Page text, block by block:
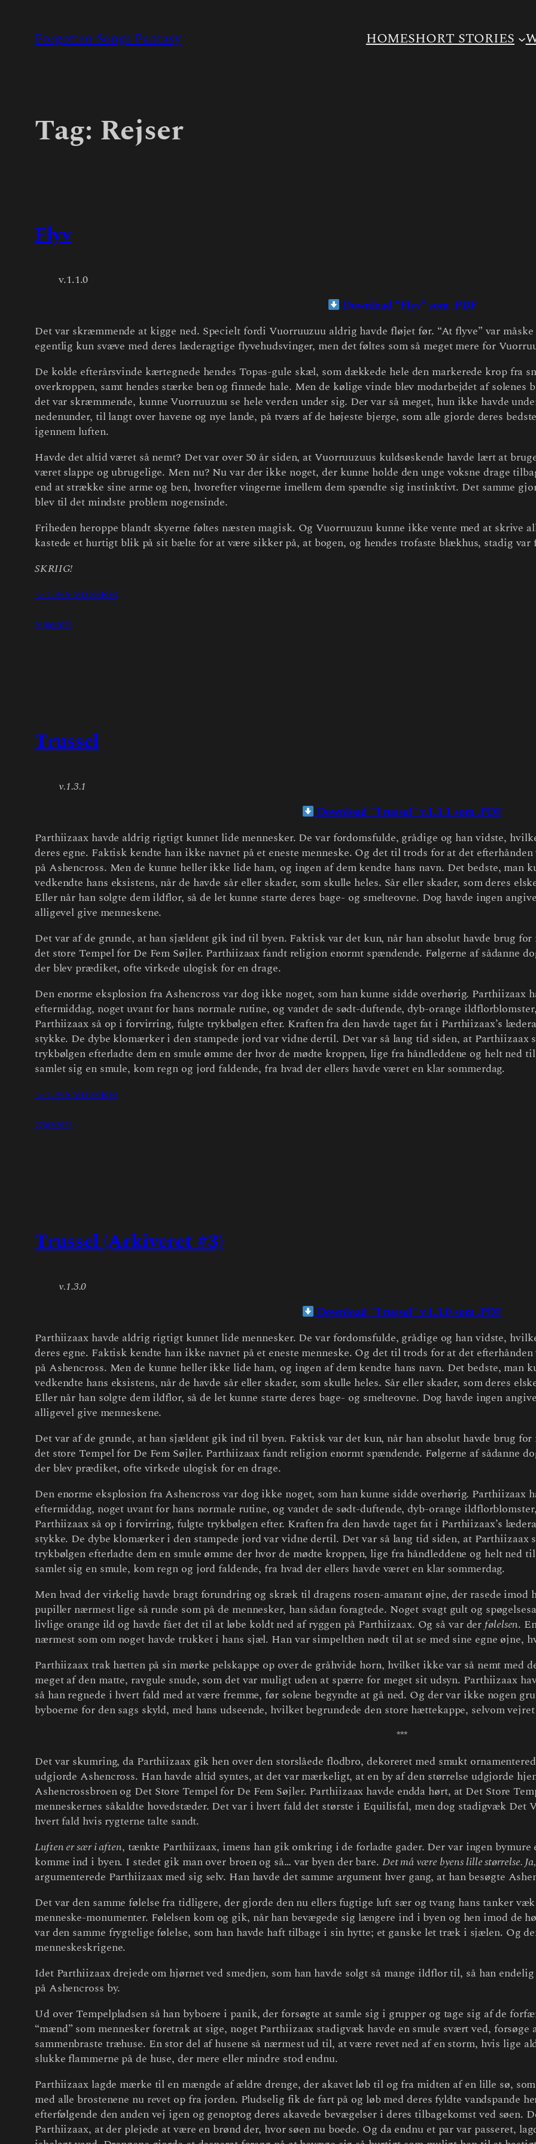
content
Forgotten Songs Fantasy HOMESHORT STORIES
Tag: Rejser
Flyv
v.1.1.0
Download “Flyv” som .PDF
Det var skræmmende at kigge ned. Specielt fordi Vuorruuzuu aldrig havde fløjet før. “At flyve” var
egentlig kun svæve med deres læderagtige flyvehudsvinger, men det føltes som så meget mere for
De kolde efterårsvinde kærtegnede hendes Topas-gule skæl, som dækkede hele den markerede krop fra
overkroppen, samt hendes stærke ben og finnede hale. Men de kølige vinde blev modarbejdet af solenes
det var skræmmende, kunne Vuorruuzuu se hele verden under sig. Der var så meget, hun ikke havde
nedenunder, til langt over havene og nye lande, på tværs af de højeste bjerge, som alle gjorde deres
igennem luften.
Havde det altid været så nemt? Det var over 50 år siden, at Vuorruuzuus kuldsøskende havde lært at
været slappe og ubrugelige. Men nu? Nu var der ikke noget, der kunne holde den unge voksne drage
end at strække sine arme og ben, hvorefter vingerne imellem dem spændte sig instinktivt. Det samme
blev til det mindste problem nogensinde.
Friheden heroppe blandt skyerne føltes næsten magisk. Og Vuorruuzuu kunne ikke vente med at skrive
kastede et hurtigt blik på sit bælte for at være sikker på, at bogen, og hendes trofaste blækhus, stadig var
SKRIIG!
-> LÆS VIDERE!
01/06/2025
Trussel
v.1.3.1
Download “Trussel” v.1.3.1 som .PDF
Parthiizaax havde aldrig rigtigt kunnet lide mennesker. De var fordomsfulde, grådige og han vidste,
deres egne. Faktisk kendte han ikke navnet på et eneste menneske. Og det til trods for at det
på Ashencross. Men de kunne heller ikke lide ham, og ingen af dem kendte hans navn. Det bedste, man
vedkendte hans eksistens, når de havde sår eller skader, som skulle heles. Sår eller skader, som deres
Eller når han solgte dem ildflor, så de let kunne starte deres bage- og smelteovne. Dog havde ingen
alligevel give menneskene.
Det var af de grunde, at han sjældent gik ind til byen. Faktisk var det kun, når han absolut havde brug
det store Tempel for De Fem Søjler. Parthiizaax fandt religion enormt spændende. Følgerne af sådanne
der blev prædiket, ofte virkede ulogisk for en drage.
Den enorme eksplosion fra Ashencross var dog ikke noget, som han kunne sidde overhørig. Parthiizaax
eftermiddag, noget uvant for hans normale rutine, og vandet de sødt-duftende, dyb-orange
Parthiizaax så op i forvirring, fulgte trykbølgen efter. Kraften fra den havde taget fat i Parthiizaax’s
stykke. De dybe klomærker i den stampede jord var vidne dertil. Det var så lang tid siden, at Parthiizaax
trykbølgen efterladte dem en smule ømme der hvor de mødte kroppen, lige fra håndleddene og helt ned
samlet sig en smule, kom regn og jord faldende, fra hvad der ellers havde været en klar sommerdag.
-> LÆS VIDERE!
27/02/2025
Trussel (Arkiveret #3)
v.1.3.0
Download “Trussel” v.1.3.0 som .PDF
Parthiizaax havde aldrig rigtigt kunnet lide mennesker. De var fordomsfulde, grådige og han vidste,
deres egne. Faktisk kendte han ikke navnet på et eneste menneske. Og det til trods for at det
på Ashencross. Men de kunne heller ikke lide ham, og ingen af dem kendte hans navn. Det bedste, man
vedkendte hans eksistens, når de havde sår eller skader, som skulle heles. Sår eller skader, som deres
Eller når han solgte dem ildflor, så de let kunne starte deres bage- og smelteovne. Dog havde ingen
alligevel give menneskene.
Det var af de grunde, at han sjældent gik ind til byen. Faktisk var det kun, når han absolut havde brug
det store Tempel for De Fem Søjler. Parthiizaax fandt religion enormt spændende. Følgerne af sådanne
der blev prædiket, ofte virkede ulogisk for en drage.
Den enorme eksplosion fra Ashencross var dog ikke noget, som han kunne sidde overhørig. Parthiizaax
eftermiddag, noget uvant for hans normale rutine, og vandet de sødt-duftende, dyb-orange
Parthiizaax så op i forvirring, fulgte trykbølgen efter. Kraften fra den havde taget fat i Parthiizaax’s
stykke. De dybe klomærker i den stampede jord var vidne dertil. Det var så lang tid siden, at Parthiizaax
trykbølgen efterladte dem en smule ømme der hvor de mødte kroppen, lige fra håndleddene og helt ned
samlet sig en smule, kom regn og jord faldende, fra hvad der ellers havde været en klar sommerdag.
Men hvad der virkelig havde bragt forundring og skræk til dragens rosen-amarant øjne, der rasede imod
pupiller nærmest lige så runde som på de mennesker, han sådan foragtede. Noget svagt gult og
livlige orange ild og havde fået det til at løbe koldt ned af ryggen på Parthiizaax. Og så var derfølelsen.
nærmest som om noget havde trukket i hans sjæl. Han var simpelthen nødt til at se med sine egne øjne,
Parthiizaax trak hætten på sin mørke pelskappe op over de gråhvide horn, hvilket ikke var så nemt med
meget af den matte, ravgule snude, som det var muligt uden at spærre for meget sit udsyn. Parthiizaax
så han regnede i hvert fald med at være fremme, før solene begyndte at gå ned. Og der var ikke nogen
byboerne for den sags skyld, med hans udseende, hvilket begrundede den store hættekappe, selvom
***
Det var skumring, da Parthiizaax gik hen over den storslåede flodbro, dekoreret med smukt
udgjorde Ashencross. Han havde altid syntes, at det var mærkeligt, at en by af den størrelse udgjorde
Ashencrossbroen og Det Store Tempel for De Fem Søjler. Parthiizaax havde endda hørt, at Det Store
menneskernes såkaldte hovedstæder. Det var i hvert fald det største i Equilisfal, men dog stadigvæk Det
hvert fald hvis rygterne talte sandt.
Luften er sær i aften, tænkte Parthiizaax, imens han gik omkring i de forladte gader. Der var ingen
komme ind i byen. I stedet gik man over broen og så… var byen der bare. Det må være byens lille størrelse.
argumenterede Parthiizaax med sig selv. Han havde det samme argument hver gang, at han besøgte
Det var den samme følelse fra tidligere, der gjorde den nu ellers fugtige luft sær og tvang hans tanker
menneske-monumenter. Følelsen kom og gik, når han bevægede sig længere ind i byen og hen imod de
var den samme frygtelige følelse, som han havde haft tilbage i sin hytte; et ganske let træk i sjælen. Og
menneskeskrigene.
Idet Parthiizaax drejede om hjørnet ved smedjen, som han havde solgt så mange ildflor til, så han
på Ashencross by.
Ud over Tempelpladsen så han byboere i panik, der forsøgte at samle sig i grupper og tage sig af de
“mænd” som mennesker foretrak at sige, noget Parthiizaax stadigvæk havde en smule svært ved, forsøge
sammenbraste træhuse. En stor del af husene så nærmest ud til, at være revet ned af en storm, hvis lige
slukke flammerne på de huse, der mere eller mindre stod endnu.
Parthiizaax lagde mærke til en mængde af ældre drenge, der akavet løb til og fra midten af en lille sø,
med alle brostenene nu revet op fra jorden. Pludselig fik de fart på og løb med deres fyldte vandspande
efterfølgende den anden vej igen og genoptog deres akavede bevægelser i deres tilbagekomst ved søen.
Parthiizaax, at der plejede at være en brønd der, hvor søen nu boede. Og da endnu et par var passeret,